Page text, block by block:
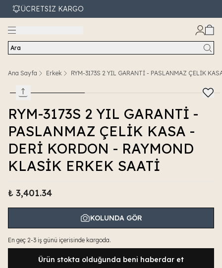
ÜCRETSİZ KARGO
Ara
Ana Sayfa Erkek RYM-3173S 2 YIL GARANTİ - PASLANMAZ ÇELİK
RYM-3173S 2 YIL GARANTİ -
PASLANMAZ ÇELİK KASA -
DERİ KORDON - RAYMOND
KLASİK ERKEK SAATİ
₺ 3,401.34
KOLUNDA GÖR
En geç 2-3 iş günü içerisinde kargoda.
Ürün stokta olduğunda beni haberdar et